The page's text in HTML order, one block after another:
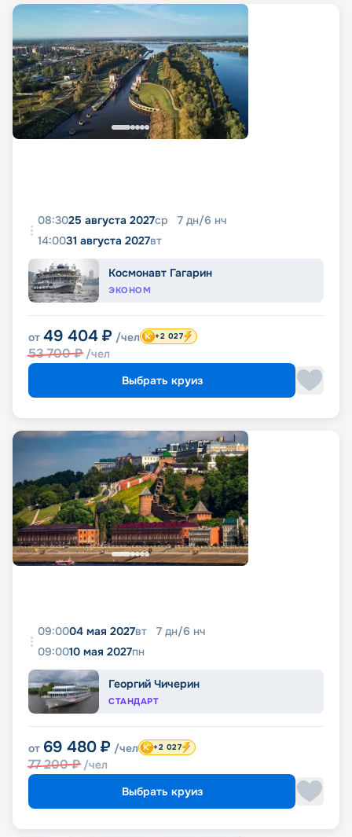
08:3025 августа 2027ср 7 дн/6 нч
14:0031 августа 2027вт
Космонавт Гагарин
ЭКОНОМ
от 49 404 ₽ /чел
53 700₽ /чел
+2 027
Выбрать круиз
09:0004 мая 2027вт 7 дн/6 нч
09:0010 мая 2027пн
Георгий Чичерин
СТАНДАРТ
от 69 480 ₽ /чел
77 200₽ /чел
+2 027
Выбрать круиз